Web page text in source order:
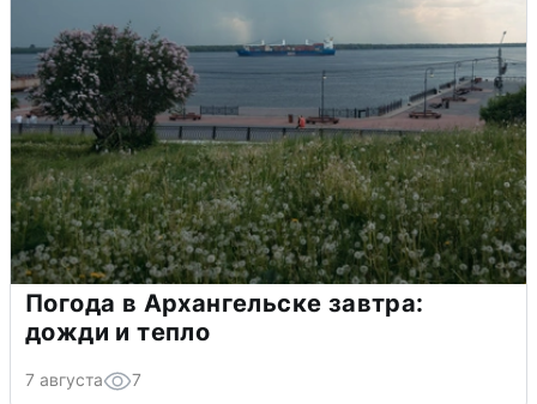
Погода в Архангельске завтра:
дожди и тепло
7 августа 7